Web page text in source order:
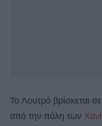
Το Λουτρό βρίσκεται
από την πόλη των